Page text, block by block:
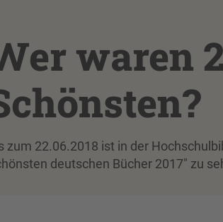
waren
zum 22.06.2018 ist in der
deutschen Bücher 2017" zu